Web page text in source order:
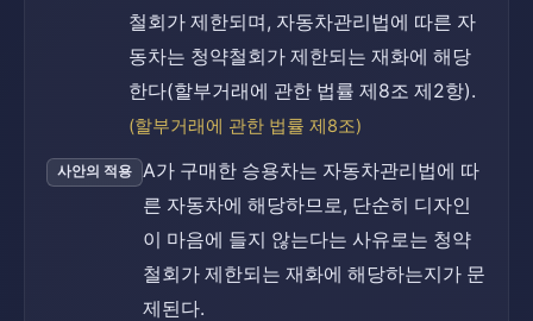
철회가 제한되며, 자동차관리법에 따른 자
동차는 청약철회가 제한되는 재화에 해당
한다(할부거래에 관한 법률 제8조 제2항).
(할부거래에 관한 법률 제8조)
사안의 적용
A가 구매한 승용차는 자동차관리법에 따
른 자동차에 해당하므로, 단순히 디자인
이 마음에 들지 않는다는 사유로는 청약
철회가 제한되는 재화에 해당하는지가 문
제된다.